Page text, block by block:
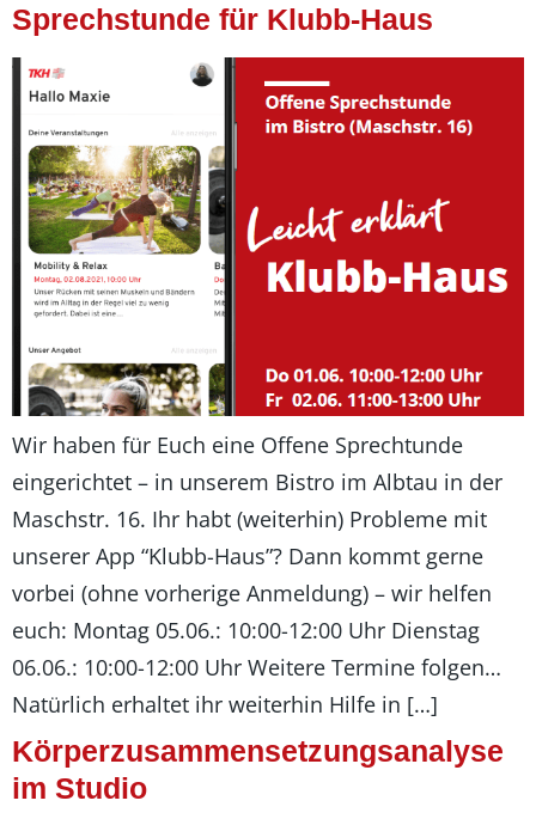
Sprechstunde für Klubb-Haus
Wir haben für Euch eine Offene Sprechtunde
eingerichtet – in unserem Bistro im Albtau in der
Maschstr. 16. Ihr habt (weiterhin) Probleme mit
unserer App “Klubb-Haus”? Dann kommt gerne
vorbei (ohne vorherige Anmeldung) – wir helfen
euch: Montag 05.06.: 10:00-12:00 Uhr Dienstag
06.06.: 10:00-12:00 Uhr Weitere Termine folgen…
Natürlich erhaltet ihr weiterhin Hilfe in […]
Körperzusammensetzungsanalyse
im Studio